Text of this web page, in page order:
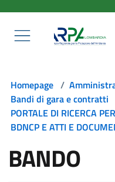
Homepage /
Bandi di gara e contratti
PORTALE DI RICERCA
BDNCP E ATTI E
BANDO